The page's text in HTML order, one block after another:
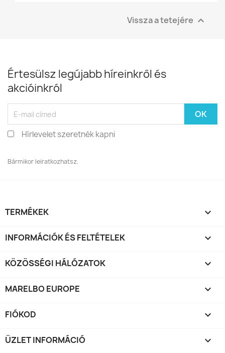
Vissza a tetejére 
Értesülsz legújabb híreinkről és
akcióinkról
Hírlevelet szeretnék kapni
Bármikor leiratkozhatsz.
TERMÉKEK 
INFORMÁCIÓK ÉS FELTÉTELEK 
KÖZÖSSÉGI HÁLÓZATOK 
MARELBO EUROPE 
FIÓKOD 
ÜZLET INFORMÁCIÓ keyboard_arrow_down